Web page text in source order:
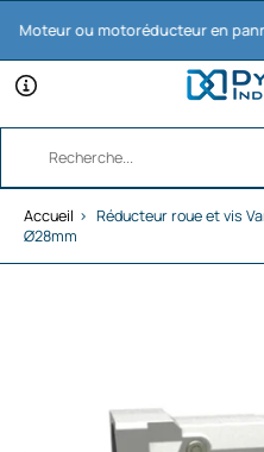
ou motoréducteur en panne ?
Accueil › Réducteur roue et vis
Ø28mm